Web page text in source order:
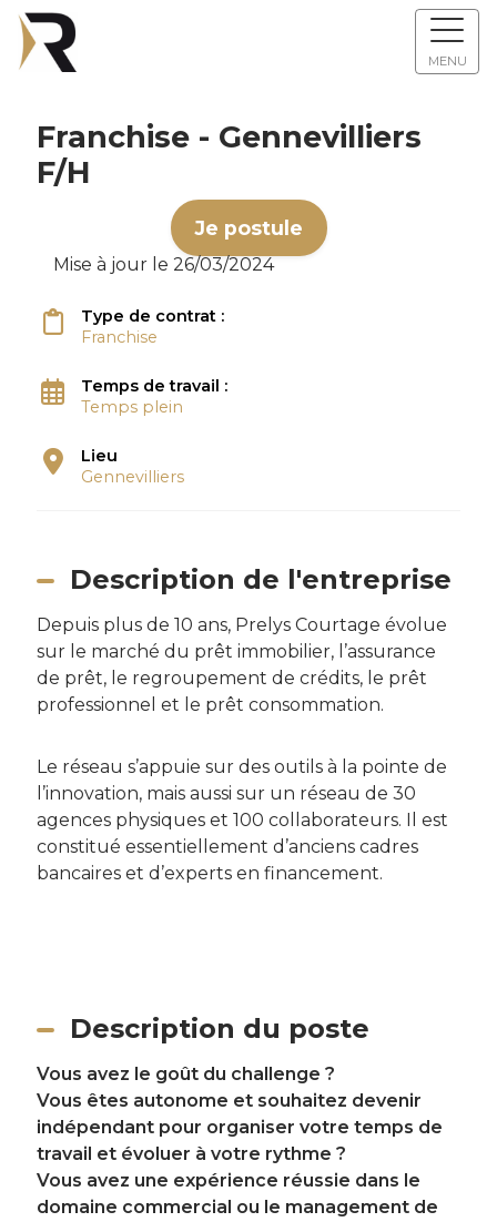
MENU
Franchise - Gennevilliers
F/H
Je postule
Mise à jour le 26/03/2024
Type de contrat :
Franchise
Temps de travail :
Temps plein
Lieu
Gennevilliers
Description de l'entreprise
Depuis plus de 10 ans, Prelys Courtage évolue
sur le marché du prêt immobilier, l’assurance
de prêt, le regroupement de crédits, le prêt
professionnel et le prêt consommation.
Le réseau s’appuie sur des outils à la pointe de
l’innovation, mais aussi sur un réseau de 30
agences physiques et 100 collaborateurs. Il est
constitué essentiellement d’anciens cadres
bancaires et d’experts en financement.
Description du poste
Vous avez le goût du challenge ?
Vous êtes autonome et souhaitez devenir
indépendant pour organiser votre temps de
travail et évoluer à votre rythme ?
Vous avez une expérience réussie dans le
domaine commercial ou le management de